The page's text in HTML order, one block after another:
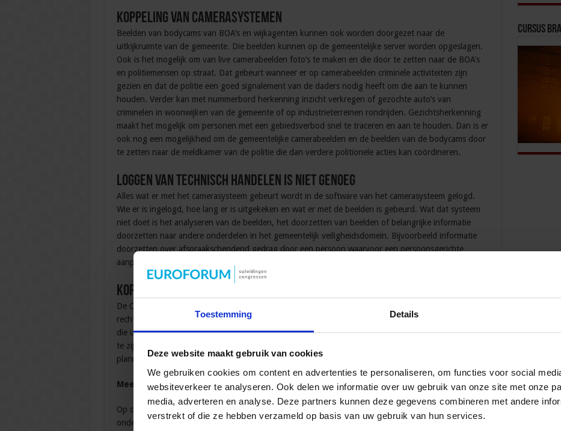
Toestemming Details
Deze website maakt gebruik van cookies
We gebruiken cookies om content en advertenties te personaliseren, om functies voor social
websiteverkeer te analyseren. Ook delen we informatie over uw gebruik van onze site met onze
media, adverteren en analyse. Deze partners kunnen deze gegevens combineren met andere
verstrekt of die ze hebben verzameld op basis van uw gebruik van hun services.
Koppeling van camerasystemen
Beelden van bodycams van BOA’s en wijkagenten kunnen ook worden doorgezet naar de
uitkijkruimte van de gemeente. Die beelden kunnen op de gemeentelijke server worden opgeslagen.
Ook is het mogelijk om van live camerabeelden foto’s te maken en die door te zetten naar de BOA’s
en politiemensen op straat. Dat gebeurt wanneer er op camerabeelden criminele activiteiten zijn
gezien en dat de politie een goed signalement van de daders nodig heeft om die aan te kunnen
houden. Verder kan met nummerbord herkenning inzicht verkregen of gezochte auto’s van
criminelen in woonwijken van de gemeente of op industrieterreinen rondrijden. Gezichtsherkenning
maakt het mogelijk om personen met een gebiedsverbod snel te traceren en aan te houden. Dan is er
ook nog een mogelijkheid om de gemeentelijke camerabeelden en de beelden van de bodycams door
te zetten naar de meldkamer van de politie die dan verdere politionele acties kan coördineren.
Loggen van technisch handelen is niet genoeg
Alles wat er met het camerasysteem gebeurt wordt in de software van het camerasysteem gelogd.
Wie er is ingelogd, hoe lang er is uitgekeken en wat er met de beelden is gebeurd. Wat dat systeem
niet doet is het analyseren van de beelden, het doorzetten van beelden of belangrijke informatie
doorzetten naar andere onderdelen in het gemeentelijk veiligheidsdomein. Bijvoorbeeld informatie
doorzetten over afspraakschendend gedrag door een persoon waarvoor een persoonsgerichte
aanpak in gang is gezet.
Koppeling camera logs met analyses in de incidenten opvolg applicatie
De C3Group ziet het belang in van een goed log systeem voor het camera gebruik. Het bewaakt het
rechtmatige gebruik van het camerasysteem. In de praktijk vloeit er veel belangrijke informatie weg
die uit de beelden kan worden gedistilleerd. Informatie die later het ontbrekende puzzelstukje blijkt
te zijn in een grote zaak. Of informatie die door andere partners node wordt gemist om goede
plannen van aanpak te maken of die op basis van de beelden bij te stellen.
Meer weten?
Op de cursus Cameratoezicht in de openbare ruimte
leert u van juridische experts waar, wanneer en
onder welke omstandigheden u cameratoezicht kunt toepassen om de openbare orde en veiligheid te
Cursus